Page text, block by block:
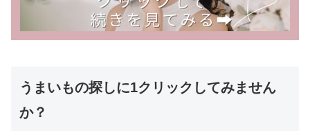
うまいもの探しに1クリックしてみません
か？